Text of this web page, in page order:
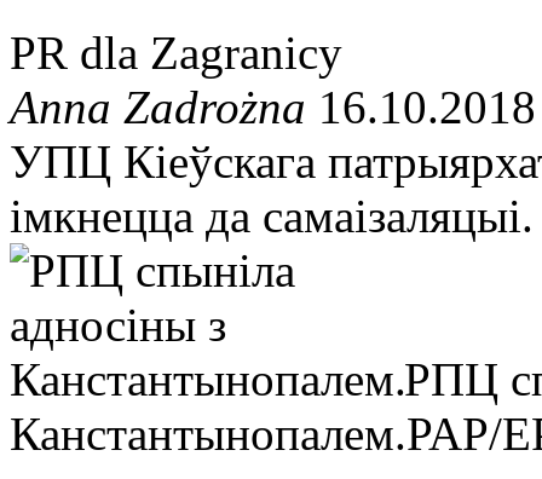
PR dla Zagranicy
Anna Zadrożna
УПЦ Кіеўскага
імкнецца да самаізаляцыі.
РПЦ
Канстантынопалем.PAP/